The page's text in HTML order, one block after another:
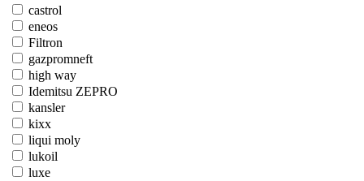
castrol
eneos
Filtron
gazpromneft
high way
Idemitsu ZEPRO
kansler
kixx
liqui moly
lukoil
luxe